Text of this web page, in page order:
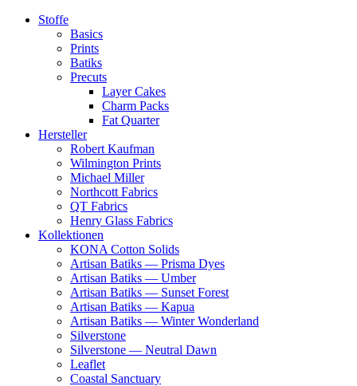
Stoffe
Basics
Prints
Batiks
Precuts
Layer Cakes
Charm Packs
Fat Quarter
Hersteller
Robert Kaufman
Wilmington Prints
Michael Miller
Northcott Fabrics
QT Fabrics
Henry Glass Fabrics
Kollektionen
KONA Cotton Solids
Artisan Batiks — Prisma Dyes
Artisan Batiks — Umber
Artisan Batiks — Sunset Forest
Artisan Batiks — Kapua
Artisan Batiks — Winter Wonderland
Silverstone
Silverstone — Neutral Dawn
Leaflet
Coastal Sanctuary